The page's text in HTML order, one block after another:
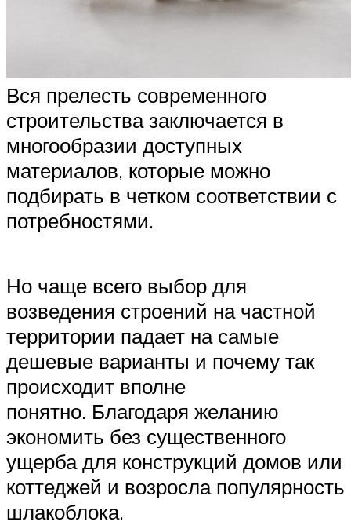
Вся прелесть современного
строительства заключается в
многообразии доступных
материалов, которые можно
подбирать в четком соответствии с
потребностями.
Но чаще всего выбор для
возведения строений на частной
территории падает на самые
дешевые варианты и почему так
происходит вполне
понятно. Благодаря желанию
экономить без существенного
ущерба для конструкций домов или
коттеджей и возросла популярность
шлакоблока.